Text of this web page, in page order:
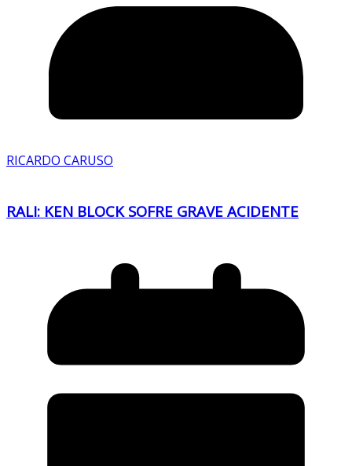
RICARDO CARUSO
RALI: KEN BLOCK SOFRE GRAVE ACIDENTE